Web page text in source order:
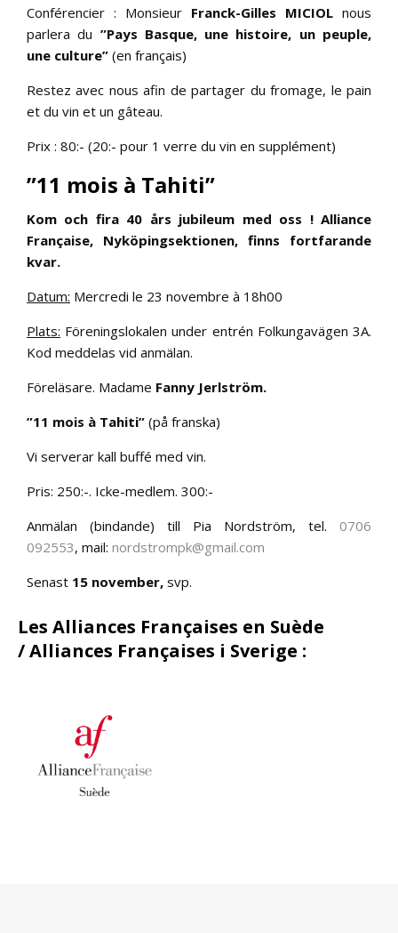
Conférencier : Monsieur Franck-Gilles MICIOL nous
parlera du ”Pays Basque, une histoire, un peuple,
une culture” (en français)
Restez avec nous afin de partager du fromage, le pain
et du vin et un gâteau.
Prix : 80:- (20:- pour 1 verre du vin en supplément)
”11 mois à Tahiti”
Kom och fira 40 års jubileum med oss ! Alliance
Française, Nyköpingsektionen, finns fortfarande
kvar.
Datum: Mercredi le 23 novembre à 18h00
Plats: Föreningslokalen under entrén Folkungavägen 3A.
Kod meddelas vid anmälan.
Föreläsare. Madame Fanny Jerlström.
”11 mois à Tahiti” (på franska)
Vi serverar kall buffé med vin.
Pris: 250:-. Icke-medlem. 300:-
Anmälan (bindande) till Pia Nordström, tel. 0706
092553, mail: nordstrompk@gmail.com
Senast 15 november, svp.
Les Alliances Françaises en Suède
/ Alliances Françaises i Sverige :